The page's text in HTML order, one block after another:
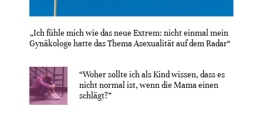
„Ich fühle mich wie das neue Extrem: nicht einmal mein
Gynäkologe hatte das Thema Asexualität auf dem Radar“
“Woher sollte ich als Kind wissen, dass es
nicht normal ist, wenn die Mama einen
schlägt?”